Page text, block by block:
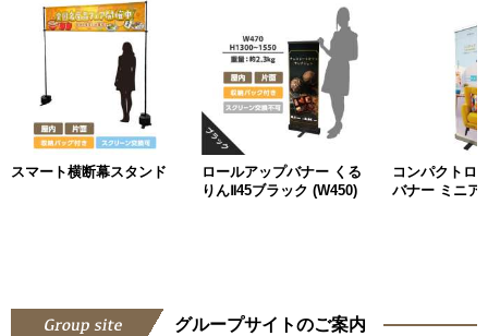
スマート横断幕スタンド
ロールアップバナー くる
りんⅡ45ブラック (W450)
コンパクトロ
バナー ミニア
グループサイトのご案内